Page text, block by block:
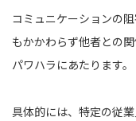
コミュニケーションの
もかかわらず他者との
パワハラにあたります。
具体的には、特定の従